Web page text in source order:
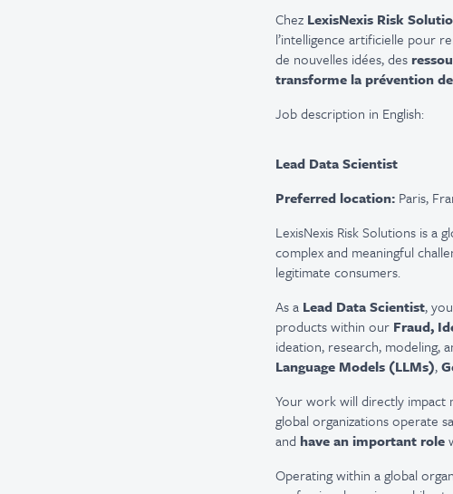
Chez LexisNexis Risk
l’intelligence artificielle pour
de nouvelles idées, des
transforme la prévention
Job description in English:
Lead Data Scientist
Preferred location: Paris,
LexisNexis Risk Solutions is a
complex and meaningful
legitimate consumers.
As a Lead Data Scientist,
products within our Fraud,
ideation, research,
Language Models (LLMs),
Your work will directly impact
global organizations operate
and have an important role
Operating within a global